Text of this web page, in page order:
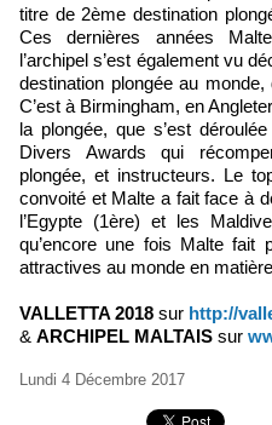
titre de 2ème destination
Ces dernières années
l’archipel s’est également vu
destination plongée au
C’est à Birmingham, en
la plongée, que s’est
Divers Awards qui
plongée, et instructeurs. Le
convoité et Malte a fait face à
l’Egypte (1ère) et les
qu’encore une fois Malte fait
attractives au monde en
VALLETTA 2018 sur http://
& ARCHIPEL MALTAIS sur
Lundi 4 Décembre 2017